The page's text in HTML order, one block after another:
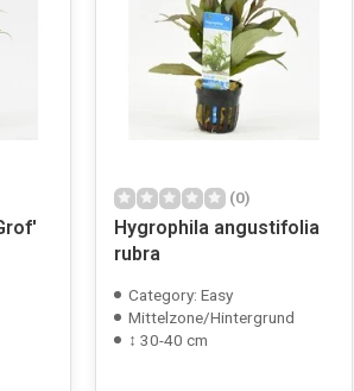
(0)
Hygrophila angustifolia
rubra
Category: Easy
Mittelzone/Hintergrund
↕ 30-40 cm